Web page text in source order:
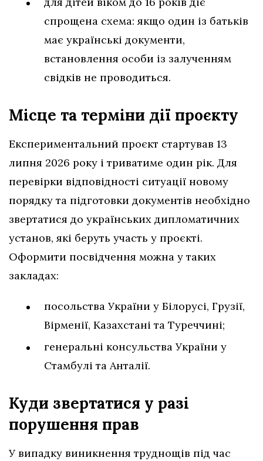
спрощена схема: якщо один із батьків
має українські документи,
встановлення особи із залученням
свідків не проводиться.
Місце та терміни дії проєкту
Експериментальний проєкт стартував 13
липня 2026 року і триватиме один рік. Для
перевірки відповідності ситуації новому
порядку та підготовки документів необхідно
звертатися до українських дипломатичних
установ, які беруть участь у проєкті.
Оформити посвідчення можна у таких
закладах:
посольства України у Білорусі, Грузії,
Вірменії, Казахстані та Туреччині;
генеральні консульства України у
Стамбулі та Анталії.
Куди звертатися у разі
порушення прав
У випадку виникнення труднощів під час